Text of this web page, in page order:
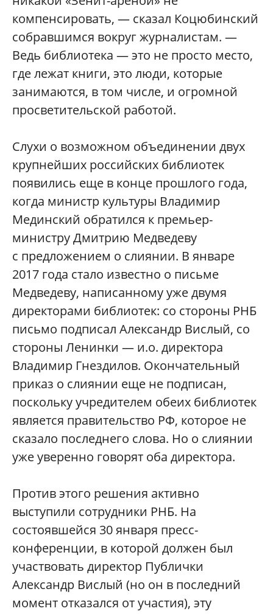
компенсировать, — сказал Коцюбинский
собравшимся вокруг журналистам. —
Ведь библиотека — это не просто место,
где лежат книги, это люди, которые
занимаются, в том числе, и огромной
просветительской работой.
Слухи о возможном объединении двух
крупнейших российских библиотек
появились еще в конце прошлого года,
когда министр культуры Владимир
Мединский обратился к премьер-
министру Дмитрию Медведеву
с предложением о слиянии. В январе
2017 года стало известно о письме
Медведеву, написанному уже двумя
директорами библиотек: со стороны РНБ
письмо подписал Александр Вислый, со
стороны Ленинки — и.о. директора
Владимир Гнездилов. Окончательный
приказ о слиянии еще не подписан,
поскольку учредителем обеих библиотек
является правительство РФ, которое не
сказало последнего слова. Но о слиянии
уже уверенно говорят оба директора.
Против этого решения активно
выступили сотрудники РНБ. На
состоявшейся 30 января пресс-
конференции, в которой должен был
участвовать директор Публички
Александр Вислый (но он в последний
момент отказался от участия), эту